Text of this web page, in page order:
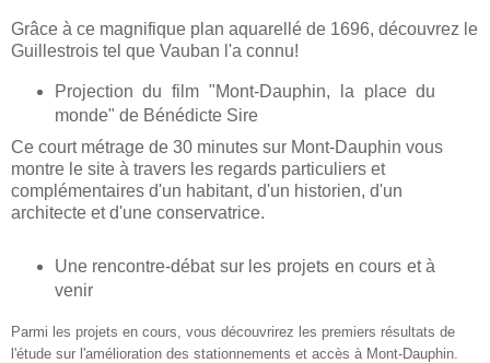
Grâce à ce magnifique plan aquarellé de 1696, découvrez le
Guillestrois tel que Vauban l'a connu!
Projection du film "Mont-Dauphin, la place du
monde" de Bénédicte Sire
Ce court métrage de 30 minutes sur Mont-Dauphin vous
montre le site à travers les regards particuliers et
complémentaires d'un habitant, d'un historien, d'un
architecte et d'une conservatrice.
Une rencontre-débat sur les projets en cours et à
venir
Parmi les projets en cours, vous découvrirez les premiers résultats de
l'étude sur l'amélioration des stationnements et accès à Mont-Dauphin.